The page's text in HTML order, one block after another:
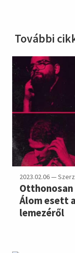
További
2023.02.06 —
Álom esett
lemezéről